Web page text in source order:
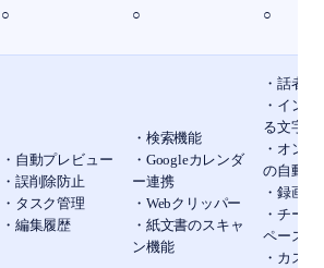
○ ○ ○
・自動プレビュー
・誤削除防止
・タスク管理
・編集履歴
・検索機能
・Googleカレンダ
ー連携
・Webクリッパー
・紙文書のスキャ
ン機能
・話者認
・イン
る文字起
・オン
の自動文
・録画
・チー
ペース
・カス